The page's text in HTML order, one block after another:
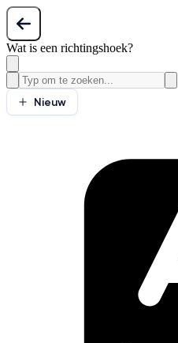
Wat is een richtingshoek?
Nieuw